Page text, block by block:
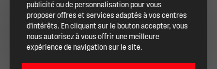
publicité ou de personnalisation pour vous
proposer offres et services adaptés à vos centres
d'intérêts. En cliquant sur le bouton accepter, vous
nous autorisez à vous offrir une meilleure
expérience de navigation sur le site.